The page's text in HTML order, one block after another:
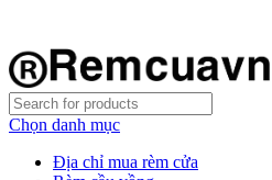
Chọn danh mục
Địa chỉ mua rèm cửa